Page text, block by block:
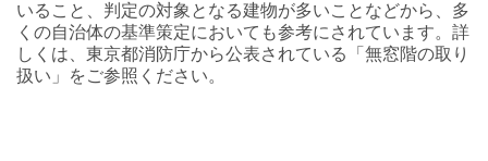
いること、判定の対象となる建物が多いことなどから、多
くの自治体の基準策定においても参考にされています。詳
しくは、東京都消防庁から公表されている「無窓階の取り
扱い」をご参照ください。